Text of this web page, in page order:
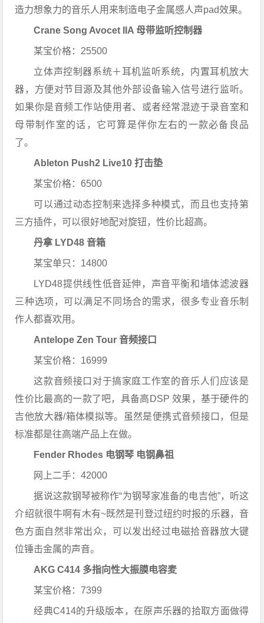
造力想象力的音乐人用来制造电子金属感人声pad效果。
Crane Song Avocet IIA 母带监听控制器
某宝价格：25500
立体声控制器系统＋耳机监听系统，内置耳机放大
器，方便对节目源及其他外部设备输入信号进行监听。
如果你是音频工作站使用者、或者经常混迹于录音室和
母带制作室的话，它可算是伴你左右的一款必备良品
了。
Ableton Push2 Live10 打击垫
某宝价格：6500
可以通过动态控制来选择多种模式，而且也支持第
三方插件，可以很好地配对旋钮，性价比超高。
丹拿 LYD48 音箱
某宝单只：14800
LYD48提供线性低音延伸，声音平衡和墙体滤波器
三种选项，可以满足不同场合的需求，很多专业音乐制
作人都喜欢用。
Antelope Zen Tour 音频接口
某宝价格：16999
这款音频接口对于搞家庭工作室的音乐人们应该是
性价比最高的一款了吧，具备高DSP 效果，基于硬件的
吉他放大器/箱体模拟等。虽然是便携式音频接口，但是
标准都是往高端产品上在做。
Fender Rhodes 电钢琴 电钢鼻祖
网上二手：42000
据说这款钢琴被称作“为钢琴家准备的电吉他”，听这
介绍就很牛啊有木有~既然是刊登过纽约时报的乐器，音
色方面自然非常出众，可以发出经过电磁拾音器放大键
位锤击金属的声音。
AKG C414 多指向性大振膜电容麦
某宝价格：7399
经典C414的升级版本，在原声乐器的拾取方面做得